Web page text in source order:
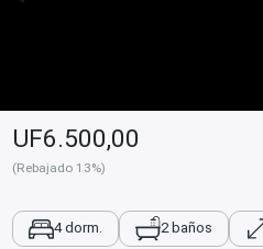
UF6.500,00
(Rebajado 13%)
4 dorm. 2 baños